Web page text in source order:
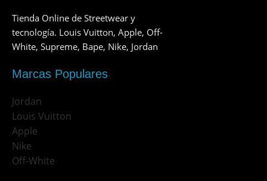
Tienda Online de Streetwear y
tecnología. Louis Vuitton, Apple, Off-
White, Supreme, Bape, Nike, Jordan
Marcas Populares
Jordan
Louis Vuitton
Apple
Nike
Off-White